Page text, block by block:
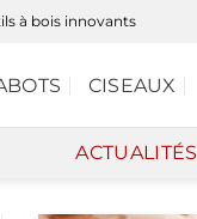
à bois innovants
CISEAUX
ACTUALITÉS